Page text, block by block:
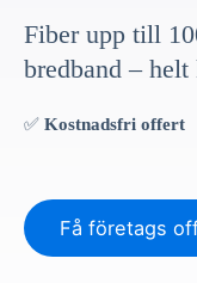
Fiber upp till
bredband –
✅ Kostnadsfri offert
Få företags